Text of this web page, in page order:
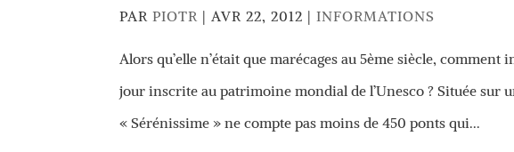
PARPIOTR |AVR 22, 2012 |INFORMATIONS
Alors qu’elle n’était que marécages au 5ème siècle,
jour inscrite au patrimoine mondial de l’Unesco ? Située sur
« Sérénissime » ne compte pas moins de 450 ponts qui...